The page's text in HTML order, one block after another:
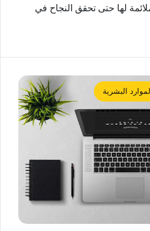
لها حتى تحقق النجاح في
البشرية